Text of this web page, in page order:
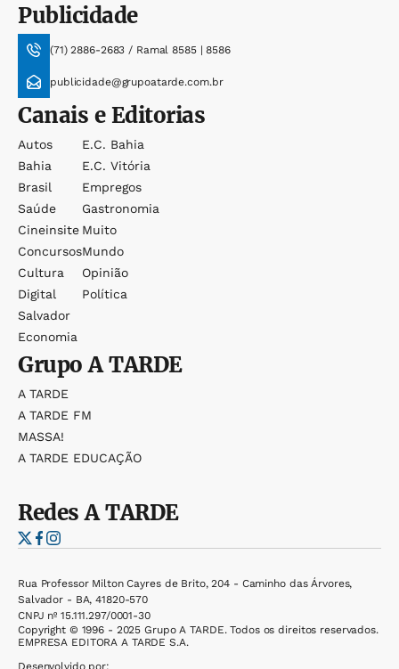
Publicidade
(71) 2886-2683 / Ramal 8585 | 8586
publicidade@grupoatarde.com.br
Canais e Editorias
Autos
Bahia
Brasil
Saúde
Cineinsite
Concursos
Cultura
Digital
Salvador
Economia
E.c. Bahia
E.c. Vitória
Empregos
Gastronomia
Muito
Mundo
Opinião
Política
GrupoA TARDE
A TARDE
A TARDE FM
MASSA!
A TARDE EDUCAÇÃO
RedesA TARDE
Rua Professor Milton Cayres de Brito, 204 - Caminho das Árvores,
Salvador - BA, 41820-570
CNPJ nº 15.111.297/0001-30
Copyright © 1996 - 2025 Grupo A TARDE. Todos os direitos reservados.
EMPRESA EDITORA A TARDE S.A.
Desenvolvido por: